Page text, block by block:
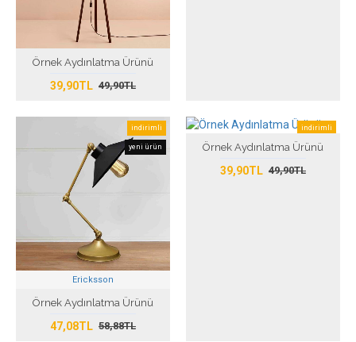
Örnek Aydınlatma Ürünü
39,90TL 49,90TL
indirimli
yeni ürün
Ericksson
Örnek Aydınlatma Ürünü
47,08TL 58,88TL
indirimli
yeni ürün
Örnek Aydınlatma Ürünü
39,90TL 49,90TL